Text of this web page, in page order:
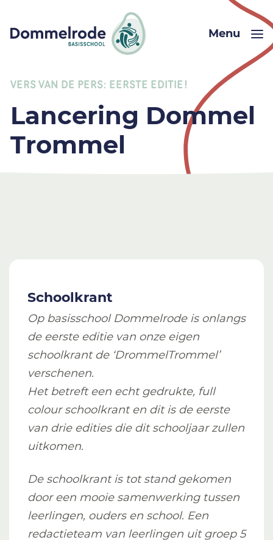
Menu
VERS VAN DE PERS: EERSTE EDITIE!
Lancering Dommel
Trommel
Schoolkrant
Op basisschool Dommelrode is onlangs
de eerste editie van onze eigen
schoolkrant de ‘DrommelTrommel’
verschenen.
Het betreft een echt gedrukte, full
colour schoolkrant en dit is de eerste
van drie edities die dit schooljaar zullen
uitkomen.
De schoolkrant is tot stand gekomen
door een mooie samenwerking tussen
leerlingen, ouders en school. Een
redactieteam van leerlingen uit groep 5